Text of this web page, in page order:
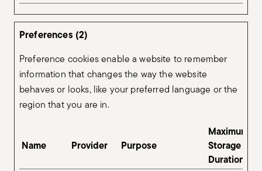
Preferences (2)
Preference cookies enable a website to remember
information that changes the way the website
behaves or looks, like your preferred language or the
region that you are in.
Name Provider Purpose
Maximum
Storage
Duration